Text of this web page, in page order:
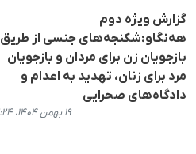
گزارش ویژه دوم
هه‌نگاو:شکنجه‌های جنسی از طریق
بازجویان زن برای مردان و بازجویان
مرد برای زنان، تهدید به اعدام و
دادگاه‌های صحرایی
۱۹ بهمن ۱۴۰۴، ۲۲:۲۴